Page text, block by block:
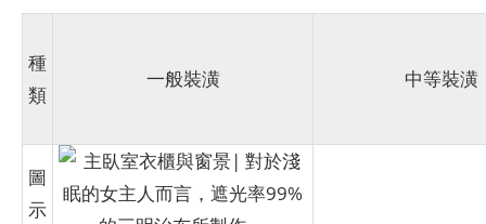
種
類
一般裝潢 中等裝潢
圖
示